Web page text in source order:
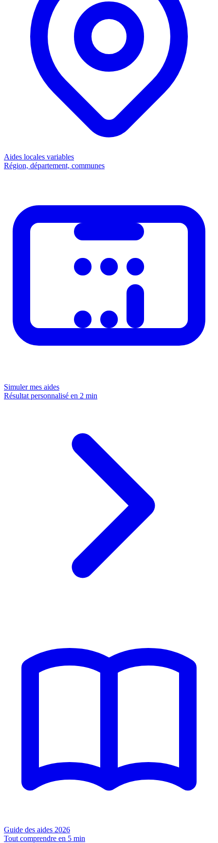
Aides locales variables
Région, département, communes
Simuler mes aides
Résultat personnalisé en 2 min
Guide des aides 2026
Tout comprendre en 5 min